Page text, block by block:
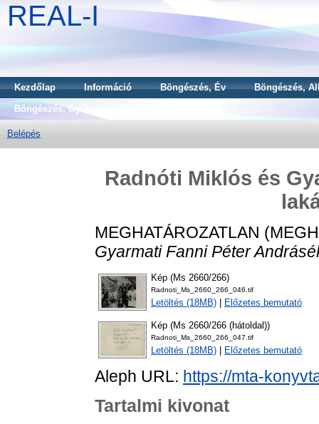
REAL-I
Kezdőlap Információ Böngészés, Év
Böngészés,
Böngészés, Gyűjtemény
Belépés
Radnóti Miklós és
MEGHATÁROZATLAN
Gyarmati Fanni Péter
Kép (Ms 2660/266)
Radnoti_Ms_2660_266_046.tif
Letöltés (18MB) Előzetes bemutató
Kép (Ms 2660/266 (hátoldal))
Radnoti_Ms_2660_266_047.tif
Letöltés (18MB) Előzetes bemutató
Aleph URL: https://mta-
Tartalmi kivonat